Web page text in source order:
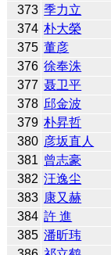
373 季力立
374 朴大榮
375 董彦
376 徐奉洙
377 聂卫平
378 邱金波
379 朴昇哲
380 彦坂直人
381 曾志豪
382 汪逸尘
383 康又赫
384 許 進
385 潘昕玮